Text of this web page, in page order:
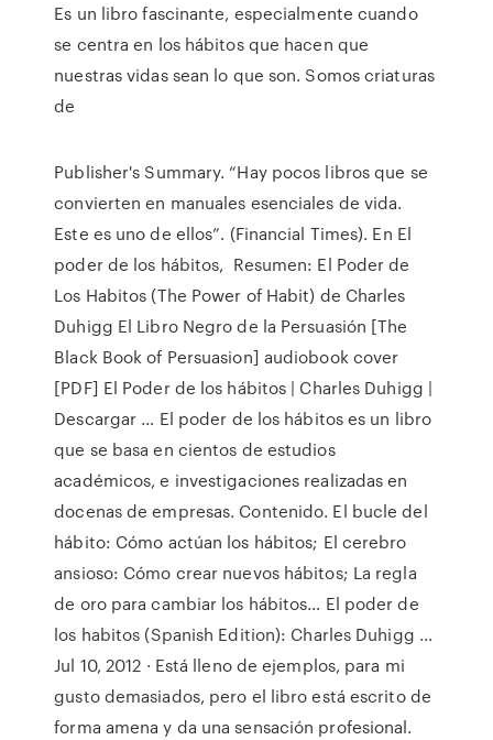
Es un libro fascinante, especialmente cuando
se centra en los hábitos que hacen que
nuestras vidas sean lo que son. Somos criaturas
de
Publisher's Summary. “Hay pocos libros que se
convierten en manuales esenciales de vida.
Este es uno de ellos”. (Financial Times). En El
poder de los hábitos, Resumen: El Poder de
Los Habitos (The Power of Habit) de Charles
Duhigg El Libro Negro de la Persuasión [The
Black Book of Persuasion] audiobook cover
[PDF] El Poder de los hábitos | Charles Duhigg |
Descargar ... El poder de los hábitos es un libro
que se basa en cientos de estudios
académicos, e investigaciones realizadas en
docenas de empresas. Contenido. El bucle del
hábito: Cómo actúan los hábitos; El cerebro
ansioso: Cómo crear nuevos hábitos; La regla
de oro para cambiar los hábitos… El poder de
los habitos (Spanish Edition): Charles Duhigg ...
Jul 10, 2012 · Está lleno de ejemplos, para mi
gusto demasiados, pero el libro está escrito de
forma amena y da una sensación profesional.